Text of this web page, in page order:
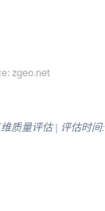
质量评估 | 评估时间: